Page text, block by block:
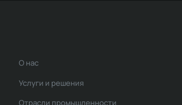
О нас
Услуги и решения
Отрасли промышленности